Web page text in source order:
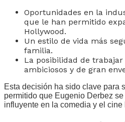
Oportunidades en la
que le han permitido
Hollywood.
Un estilo de vida más
familia.
La posibilidad de
ambiciosos y de gran
Esta decisión ha sido clave para
permitido que Eugenio Derbez
influyente en la comedia y el cine